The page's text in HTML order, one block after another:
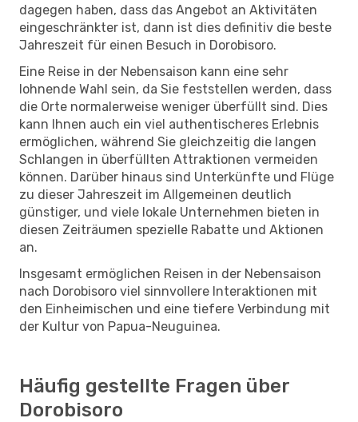
dagegen haben, dass das Angebot an Aktivitäten
eingeschränkter ist, dann ist dies definitiv die beste
Jahreszeit für einen Besuch in Dorobisoro.
Eine Reise in der Nebensaison kann eine sehr
lohnende Wahl sein, da Sie feststellen werden, dass
die Orte normalerweise weniger überfüllt sind. Dies
kann Ihnen auch ein viel authentischeres Erlebnis
ermöglichen, während Sie gleichzeitig die langen
Schlangen in überfüllten Attraktionen vermeiden
können. Darüber hinaus sind Unterkünfte und Flüge
zu dieser Jahreszeit im Allgemeinen deutlich
günstiger, und viele lokale Unternehmen bieten in
diesen Zeiträumen spezielle Rabatte und Aktionen
an.
Insgesamt ermöglichen Reisen in der Nebensaison
nach Dorobisoro viel sinnvollere Interaktionen mit
den Einheimischen und eine tiefere Verbindung mit
der Kultur von Papua-Neuguinea.
Häufig gestellte Fragen über
Dorobisoro